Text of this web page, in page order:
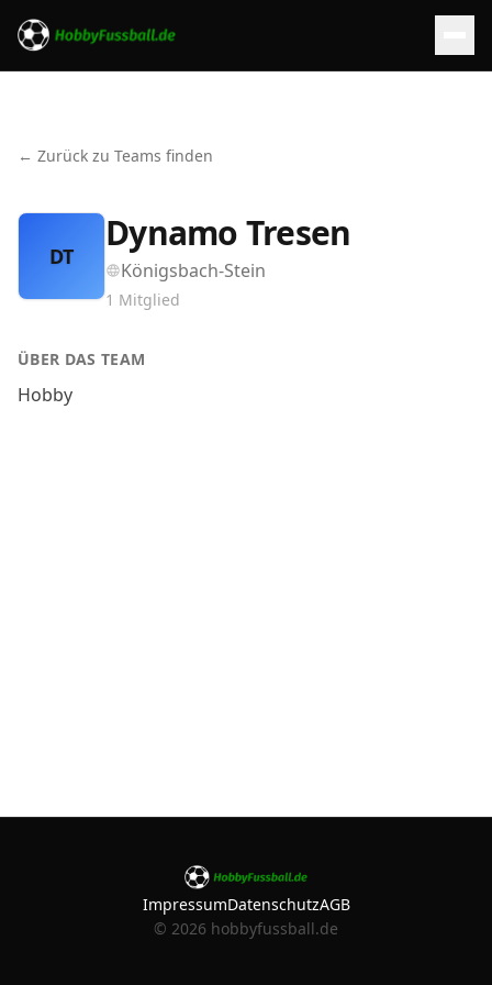
← Zurück zu Teams finden
DT
Dynamo Tresen
Königsbach-Stein
1 Mitglied
ÜBER DAS TEAM
Hobby
ImpressumDatenschutzAGB
© 2026 hobbyfussball.de